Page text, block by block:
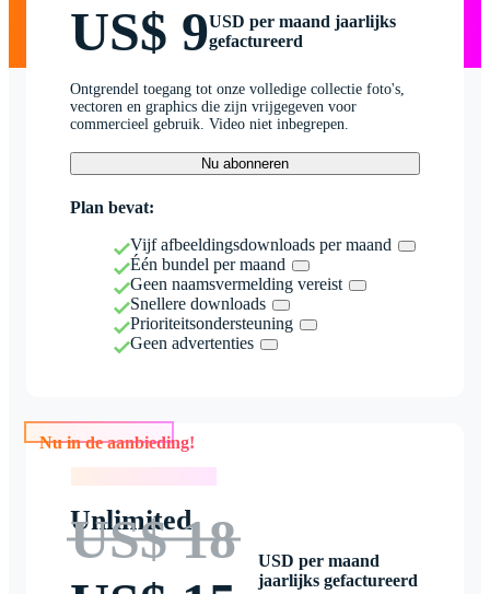
US$ 9USD per maand jaarlijks
gefactureerd
Ontgrendel toegang tot onze volledige collectie foto's,
vectoren en graphics die zijn vrijgegeven voor
commercieel gebruik. Video niet inbegrepen.
Nu abonneren
Plan bevat:
Vijf afbeeldingsdownloads per maand
Één bundel per maand
Geen naamsvermelding vereist
Snellere downloads
Prioriteitsondersteuning
Geen advertenties
Nu in de aanbieding!
Unlimited
US$ 18
USD per maand
jaarlijks gefactureerd